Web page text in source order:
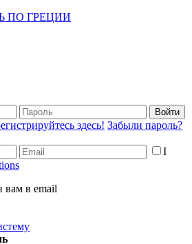
ПО ГРЕЦИИ
Войти
здесь! Забыли пароль?
I
вам в email